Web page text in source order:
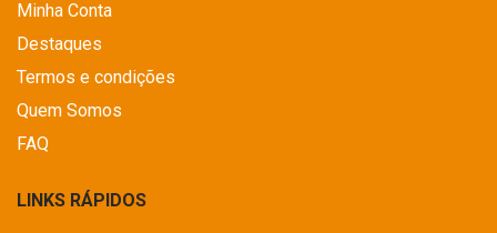
Minha Conta
Destaques
Termos e condições
Quem Somos
FAQ
LINKS RÁPIDOS